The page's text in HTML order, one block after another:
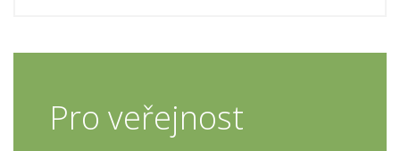
Pro veřejnost